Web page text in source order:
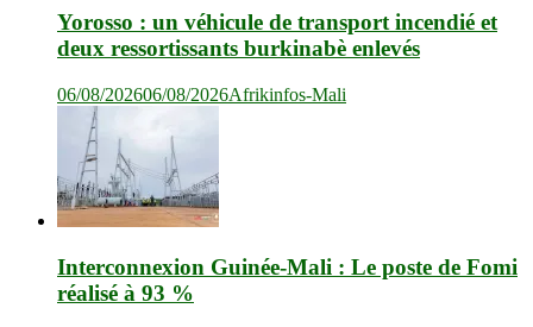
Yorosso : un véhicule de transport incendié et
deux ressortissants burkinabè enlevés
06/08/202606/08/2026Afrikinfos-Mali
Interconnexion Guinée-Mali : Le poste de Fomi
réalisé à 93 %